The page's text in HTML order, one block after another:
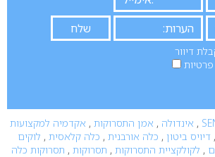
דיוור
, אינדולה , אמן התסרוקות , אקדמיה למקצועות
, דיויס ביטון , כלה אורבנית , כלה קלאסית , לוקים
, לקולקציית התסרוקות , תסרוקות , תסרוקות כלה